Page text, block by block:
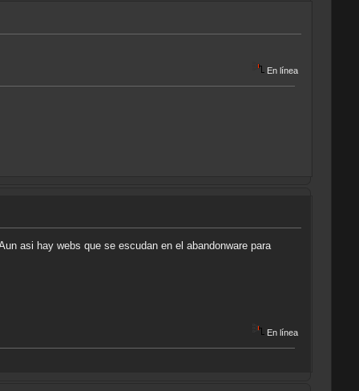
En línea
asi hay webs que se escudan en el abandonware para
En línea